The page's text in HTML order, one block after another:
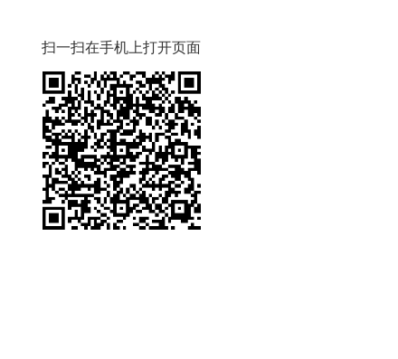
扫一扫在手机上打开页面